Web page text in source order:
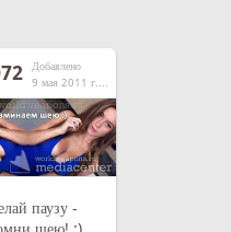
Добавлено
9 мая 2011 г. в 21:08
паузу -